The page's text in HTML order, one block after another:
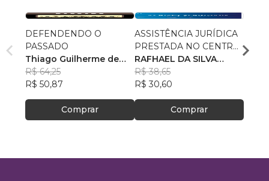
DEFENDENDO O
PASSADO
Thiago Guilherme de
Souza
R$ 64,25
R$ 50,87
Comprar
ASSISTÊNCIA JURÍDICA
PRESTADA NO CENTRO
DE REFERÊNCIA
ESPECIALIZADO DE
ASSISTÊNCIA SOCIAL–
CREAS
RAFHAEL DA SILVA
PETRÔNIO
R$ 38,65
R$ 30,60
Comprar
AS